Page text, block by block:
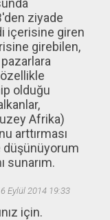
ziyade
içerisine giren
girebilen,
olduğu
Afrika)
arttırması
düşünüyorum
sunarım.
Eylül 2014 19:33
için.